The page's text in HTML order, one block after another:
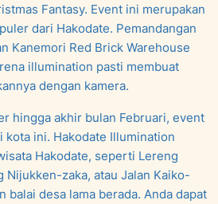
Fantasy. Event ini merupakan
dari Hakodate. Pemandangan
Kanemori Red Brick Warehouse
illumination pasti membuat
dengan kamera.
hingga akhir bulan Februari, event
kota ini. Hakodate Illumination
Hakodate, seperti Lereng
Nijukken-zaka, atau Jalan Kaiko-
balai desa lama berada. Anda dapat